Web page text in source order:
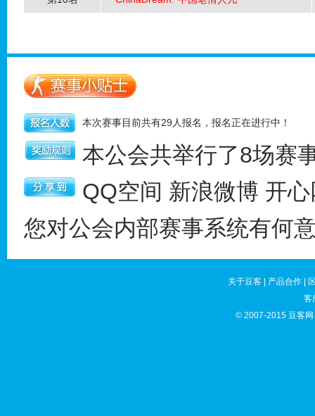
本次赛事目前共有29人报名，报名正在进行中！
本公会共举行了8场赛
QQ空间 新浪微博 开
您对公会内部赛事系统有何
关于豆客| 产品合作|
客
© 2007-2015 豆客